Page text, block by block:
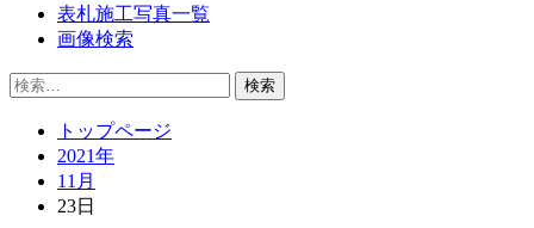
表札施工写真一覧
画像検索
検
トップページ
2021年
11月
23日